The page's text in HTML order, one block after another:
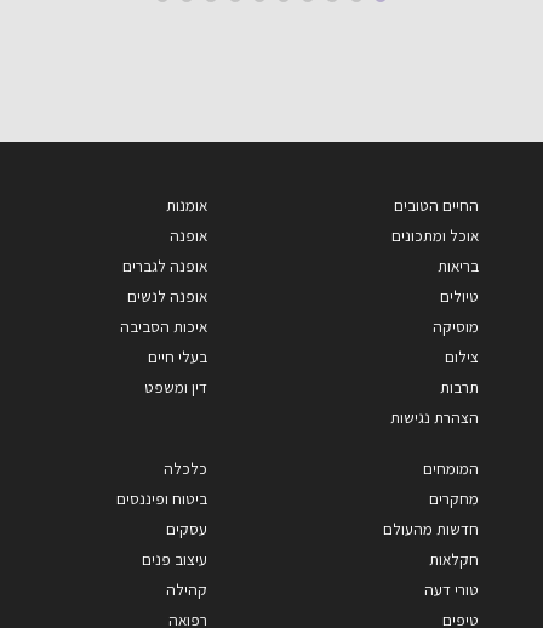
החיים הטובים
אוכל ומתכונים
בריאות
טיולים
מוסיקה
צילום
תרבות
הצהרת נגישות
אומנות
אופנה
אופנה לגברים
אופנה לנשים
איכות הסביבה
בעלי חיים
דין ומשפט
המומחים
מחקרים
חדשות מהעולם
חקלאות
טורי דעה
טיפים
כלכלה
ביטוח ופיננסים
עסקים
עיצוב פנים
קהילה
רפואה